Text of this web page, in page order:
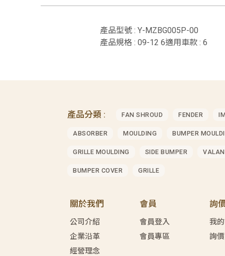
產品型號 : Y-MZBG005P-00
產品規格 : 09-12 6適用車款 : 6
產品分類 : FAN SHROUD FENDER
ABSORBER MOULDING BUMPER
GRILLE MOULDING SIDE BUMPER
BUMPER COVER GRILLE
關於我們
公司介紹
企業沿革
經營理念
會員
會員登入
會員專區
詢
我
詢